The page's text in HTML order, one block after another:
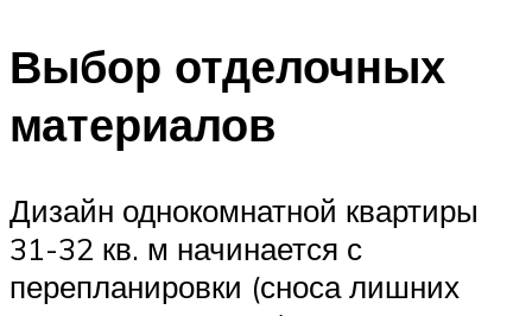
Выбор отделочных
материалов
Дизайн однокомнатной квартиры
31-32 кв. м начинается с
перепланировки (сноса лишних